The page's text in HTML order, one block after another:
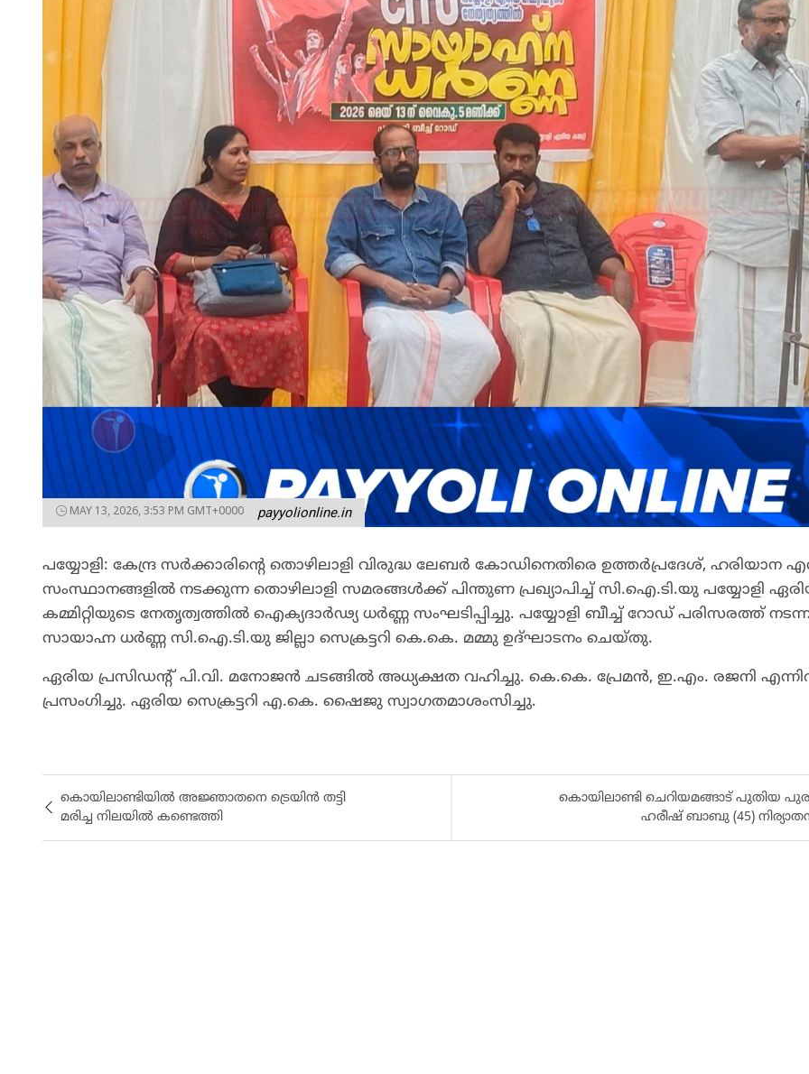
MAY 13, 2026, 3:53 PM GMT+0000 payyolionline.in
പയ്യോളി: കേന്ദ്ര സർക്കാരിന്റെ തൊഴിലാളി വിരുദ്ധ ലേബർ കോഡിനെതിരെ ഉത്തർപ്രദേശ്, ഹരിയാന
സംസ്ഥാനങ്ങളിൽ നടക്കുന്ന തൊഴിലാളി സമരങ്ങൾക്ക് പിന്തുണ പ്രഖ്യാപിച്ച് സി.ഐ.ടി.യു പയ്യോളി
കമ്മിറ്റിയുടെ നേതൃത്വത്തിൽ ഐക്യദാർഢ്യ ധർണ്ണ സംഘടിപ്പിച്ചു. പയ്യോളി ബീച്ച് റോഡ് പരിസരത്ത്
സായാഹ്ന ധർണ്ണ സി.ഐ.ടി.യു ജില്ലാ സെക്രട്ടറി കെ.കെ. മമ്മു ഉദ്ഘാടനം ചെയ്തു.
ഏരിയ പ്രസിഡന്റ് പി.വി. മനോജൻ ചടങ്ങിൽ അധ്യക്ഷത വഹിച്ചു. കെ.കെ. പ്രേമൻ, ഇ.എം. രജനി
പ്രസംഗിച്ചു. ഏരിയ സെക്രട്ടറി എ.കെ. ഷൈജു സ്വാഗതമാശംസിച്ചു.
കൊയിലാണ്ടിയിൽ അജ്ഞാതനെ ട്രെയിൻ തട്ടി
മരിച്ച നിലയിൽ കണ്ടെത്തി
കൊയിലാണ്ടി ചെറിയമങ്ങാട് പുതിയ
ഹരീഷ് ബാബു (45)